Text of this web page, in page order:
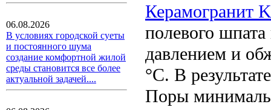
06.08.2026
В условиях городской суеты
и постоянного шума
создание комфортной жилой
среды становится все более
актуальной задачей....
Керамогранит
полевого
давлением и
°C. В
Поры